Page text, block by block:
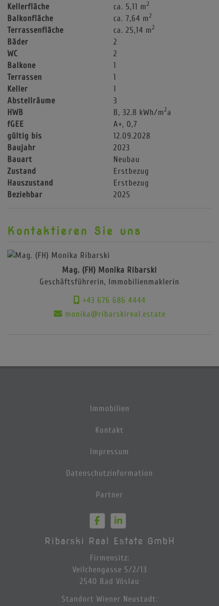
Kellerfläche ca. 5,11 m2
Balkonfläche ca. 7,64 m2
Terrassenfläche ca. 25,14 m2
Bäder
2
WC
2
Balkone
1
Terrassen
1
Keller
1
Abstellräume
3
HWB
B, 32.8 kWh/m2a
fGEE
A+, 0,7
gültig bis
12.09.2028
Baujahr
2023
Bauart
Neubau
Zustand
Erstbezug
Hauszustand
Erstbezug
Beziehbar
2025
Kontaktieren Sie uns
Mag. (FH) Monika Ribarski
Geschäftsführerin, Immobilienmaklerin
+43 676 686 4444
monika@ribarskireal.estate
Immobilien
Kontakt
Impressum
Datenschutzinformation
Partner
Ribarski Real Estate GmbH
Firmensitz:
Veilchengasse 5/2/13
2540 Bad Vöslau
Standort Wiener Neustadt: